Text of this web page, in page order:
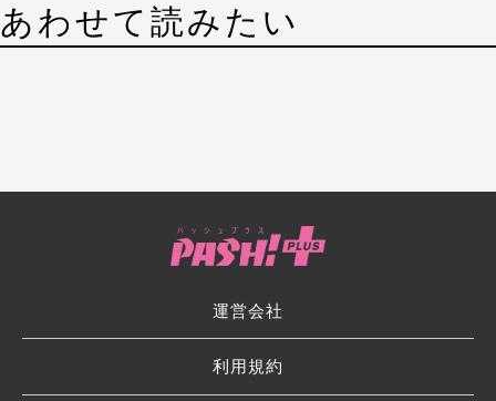
あわせて読みたい
運営会社
利用規約